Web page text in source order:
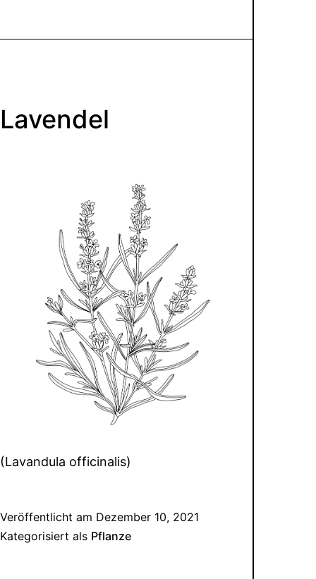
Lavendel
(Lavandula officinalis)
Veröffentlicht am Dezember 10, 2021
Kategorisiert als Pflanze